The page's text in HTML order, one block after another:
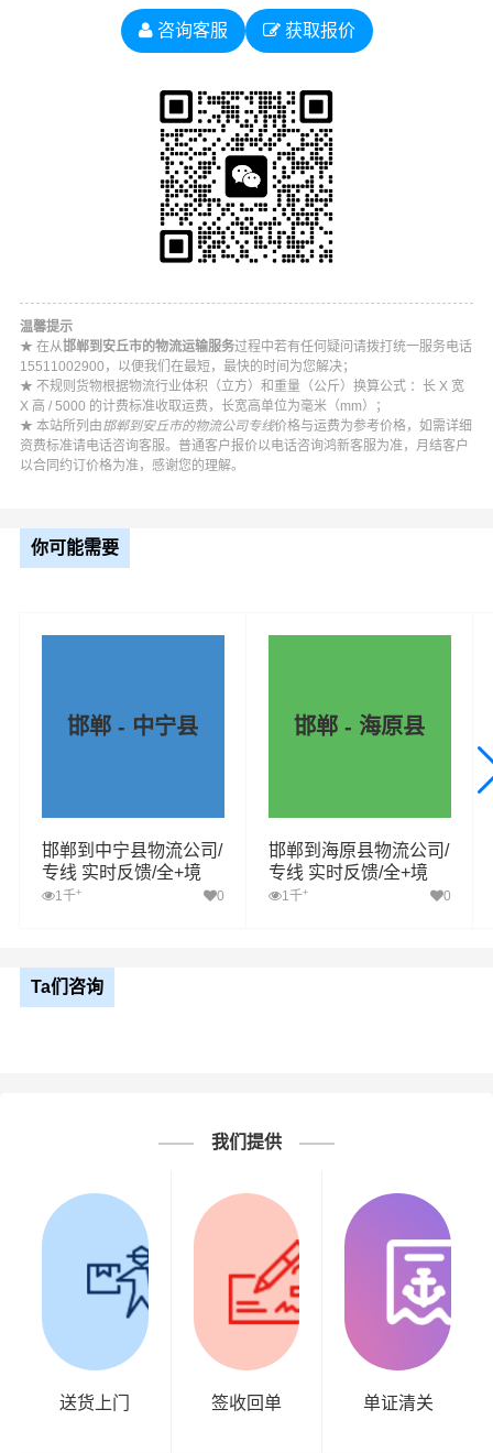
咨询客服 获取报价
温馨提示
★ 在从邯郸到安丘市的物流运输服务过程中若有任何疑问请拨打统一服务电话
15511002900，以便我们在最短，最快的时间为您解决；
★ 不规则货物根据物流行业体积（立方）和重量（公斤）换算公式 ：长 X 宽
X 高 / 5000 的计费标准收取运费，长宽高单位为毫米（mm）；
★ 本站所列由 邯郸到安丘市的物流公司专线价格与运费为参考价格，如需详细
资费标准请电话咨询客服。普通客户报价以电话咨询鸿新客服为准，月结客户
以合同约订价格为准，感谢您的理解。
你可能需要
邯郸 - 中宁县
邯郸到中宁县物流公司/
专线 实时反馈/全+境
+达+到
1千+ 0
邯郸 - 海原县
邯郸到海原县物流公司/
专线 实时反馈/全+境
+达+到
1千+ 0
Ta们咨询
我们提供
送货上门 签收回单 单证清关